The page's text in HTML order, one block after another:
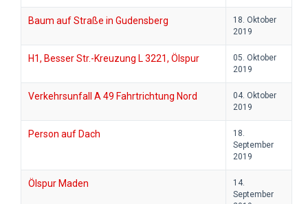
Baum auf Straße in Gudensberg
18. Oktober
2019
H1, Besser Str.-Kreuzung L 3221, Ölspur
05. Oktober
2019
Verkehrsunfall A 49 Fahrtrichtung Nord
04. Oktober
2019
Person auf Dach
18.
September
2019
Ölspur Maden
14.
September